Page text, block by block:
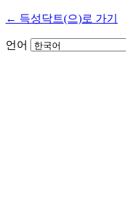
← 득성닥트(으)로 가기
언어